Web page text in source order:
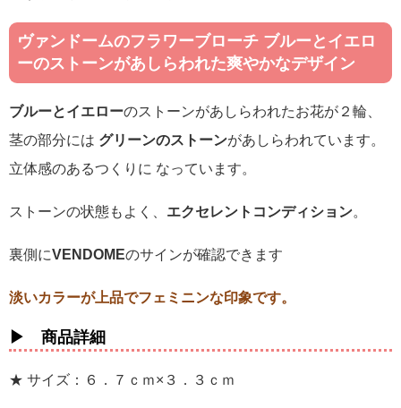
ヴァンドームのフラワーブローチ ブルーとイエロ
ーのストーンがあしらわれた爽やかなデザイン
ブルーとイエローのストーンがあしらわれたお花が２輪、
茎の部分には グリーンのストーンがあしらわれています。
立体感のあるつくりに なっています。
ストーンの状態もよく、 エクセレントコンディション。
裏側にVENDOMEのサインが確認できます
淡いカラーが上品でフェミニンな印象です。
▶ 商品詳細
★ サイズ：６．７ｃｍ×３．３ｃｍ